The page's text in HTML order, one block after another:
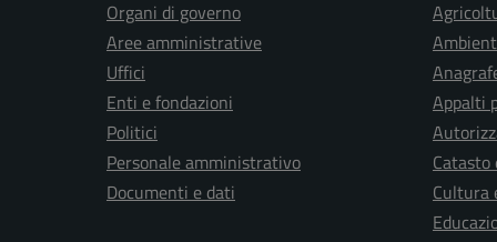
Organi di governo
Aree amministrative
Uffici
Enti e fondazioni
Politici
Personale amministrativo
Documenti e dati
Appalti
Cultura